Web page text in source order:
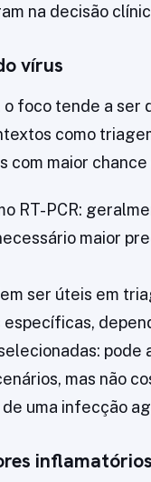
na decisão
vírus
foco tende a ser
como
com maior
RT-PCR:
maior
ser úteis em
mas não
uma infecção
inflamatórios